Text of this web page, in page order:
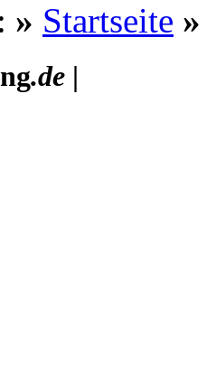
» Startseite »
.de |